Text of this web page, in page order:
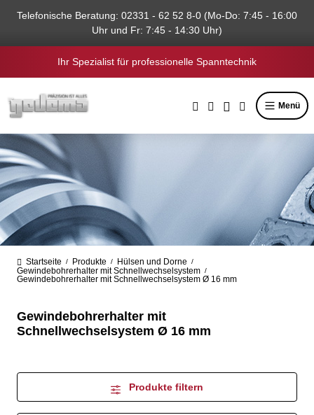
springen
Telefonische Beratung: 02331 - 62 52 8-0 (Mo-Do: 7:45 - 16:00
Uhr und Fr: 7:45 - 14:30 Uhr)
Ihr Spezialist für professionelle Spanntechnik
Menü
Startseite / Produkte / Hülsen und Dorne /
Gewindebohrerhalter mit Schnellwechselsystem /
Gewindebohrerhalter mit Schnellwechselsystem Ø 16 mm
Gewindebohrerhalter mit
Schnellwechselsystem Ø 16 mm
Produkte filtern